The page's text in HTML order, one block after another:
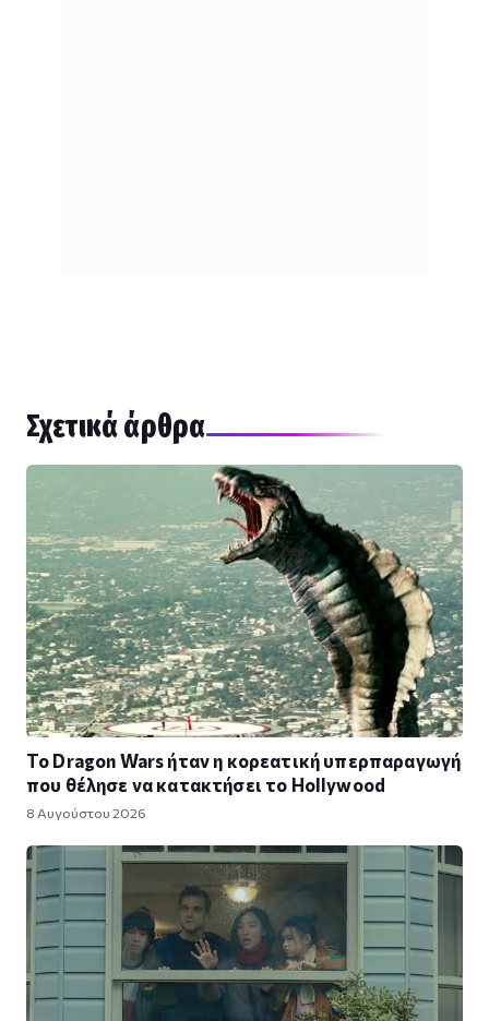
Σχετικά άρθρα
Το Dragon Wars ήταν η κορεατική υπερπαραγωγή
που θέλησε να κατακτήσει το Hollywood
8 Αυγούστου 2026